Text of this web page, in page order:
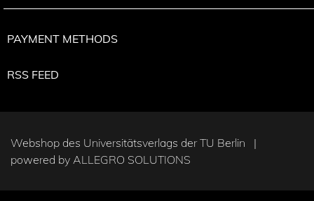
PAYMENT METHODS
RSS FEED
Webshop des Universitätsverlags der TU Berlin |
powered by ALLEGRO SOLUTIONS